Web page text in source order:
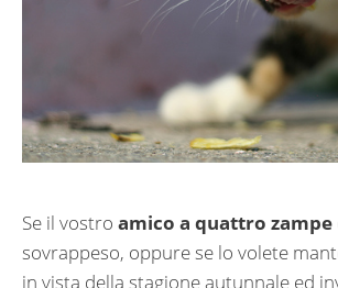
Se il vostro amico a quattro zampe
sovrappeso, oppure se lo volete
in vista della stagione autunnale ed